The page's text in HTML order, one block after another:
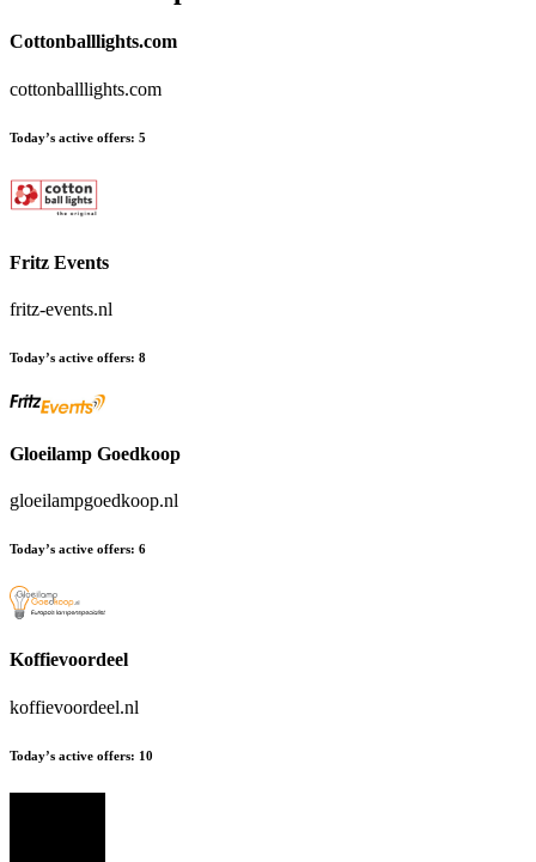
Cottonballlights.com
cottonballlights.com
Today’s active offers: 5
Fritz Events
fritz-events.nl
Today’s active offers: 8
Gloeilamp Goedkoop
gloeilampgoedkoop.nl
Today’s active offers: 6
Koffievoordeel
koffievoordeel.nl
Today’s active offers: 10